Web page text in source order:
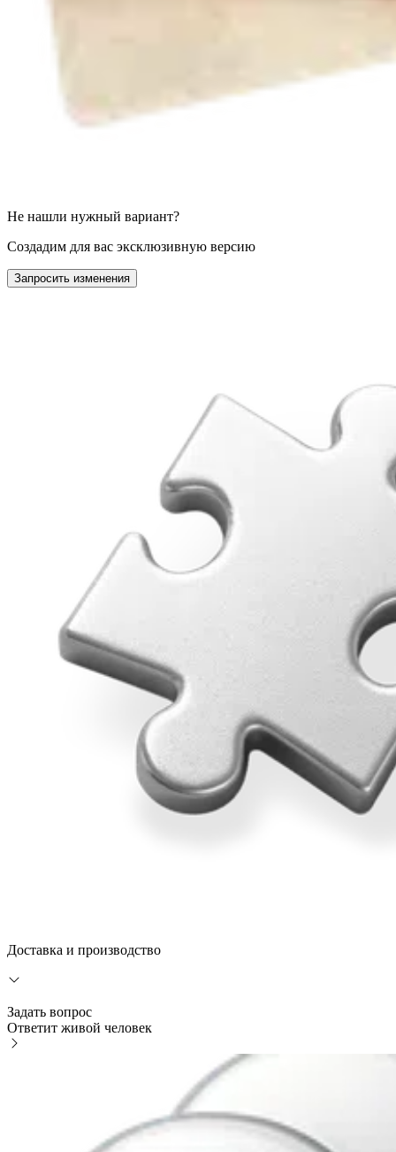
Не нашли нужный вариант?
Создадим для вас эксклюзивную версию
Запросить изменения
Доставка и производство
Задать вопрос
Ответит живой человек